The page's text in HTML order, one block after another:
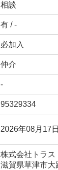
相談
有 / -
必加入
仲介
-
95329334
2026年08月17日
株式会社トラス
滋賀県草津市